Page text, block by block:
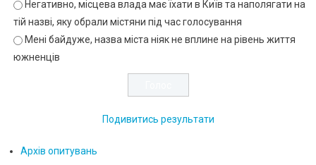
Негативно, місцева влада має їхати в Київ та наполягати на
тій назві, яку обрали містяни під час голосування
Мені байдуже, назва міста ніяк не вплине на рівень життя
южненців
Подивитись результати
Архів опитувань